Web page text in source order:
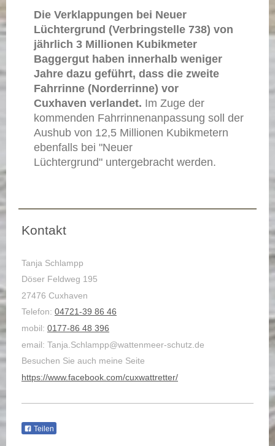
Die Verklappungen bei Neuer
Lüchtergrund (Verbringstelle 738) von
jährlich 3 Millionen Kubikmeter
Baggergut haben innerhalb weniger
Jahre dazu geführt, dass die zweite
Fahrrinne (Norderrinne) vor
Cuxhaven verlandet. Im Zuge der
kommenden Fahrrinnenanpassung soll der
Aushub von 12,5 Millionen Kubikmetern
ebenfalls bei "Neuer
Lüchtergrund" untergebracht werden.
Kontakt
Tanja Schlampp
Döser Feldweg 195
27476 Cuxhaven
Telefon: 04721-39 86 46
mobil: 0177-86 48 396
email: Tanja.Schlampp@wattenmeer-schutz.de
Besuchen Sie auch meine Seite
https://www.facebook.com/cuxwattretter/
Teilen